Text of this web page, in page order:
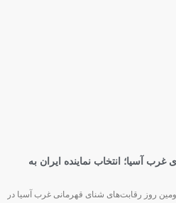
آسیا؛ انتخاب نماینده ایران به
روز رقابت‌های شنای قهرمانی غرب آسیا در